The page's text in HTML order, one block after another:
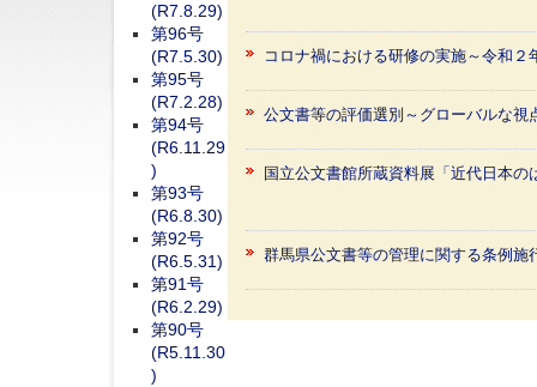
コロナ禍における研修の実施～令和２
公文書等の評価選別～グローバルな視
国立公文書館所蔵資料展「近代日本
群馬県公文書等の管理に関する条例施
(R7.8.29)
第96号
(R7.5.30)
第95号
(R7.2.28)
第94号
(R6.11.29
)
第93号
(R6.8.30)
第92号
(R6.5.31)
第91号
(R6.2.29)
第90号
(R5.11.30
)